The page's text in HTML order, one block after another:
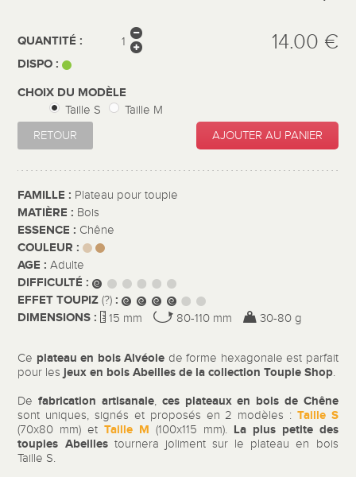
QUANTITÉ :
DISPO :
14.00 €
CHOIX DU MODÈLE
Taille S
Taille M
RETOUR
AJOUTER AU PANIER
FAMILLE : Plateau pour toupie
MATIÈRE : Bois
ESSENCE : Chêne
COULEUR :
AGE :Adulte
DIFFICULTÉ :
EFFET TOUPIZ(?) :
DIMENSIONS :
15 mm 80-110 mm 30-80 g
Ce plateau en bois Alvéole de forme hexagonale est parfait
pour les jeux en bois Abeilles de la collection Toupie Shop.
Defabrication artisanale, ces plateaux en bois de Chêne
sont uniques, signés et proposés en 2 modèles : Taille S
(70x80 mm) etTaille M (100x115 mm). La plus petite des
toupies Abeilles tournera joliment sur le plateau en bois
Taille S.